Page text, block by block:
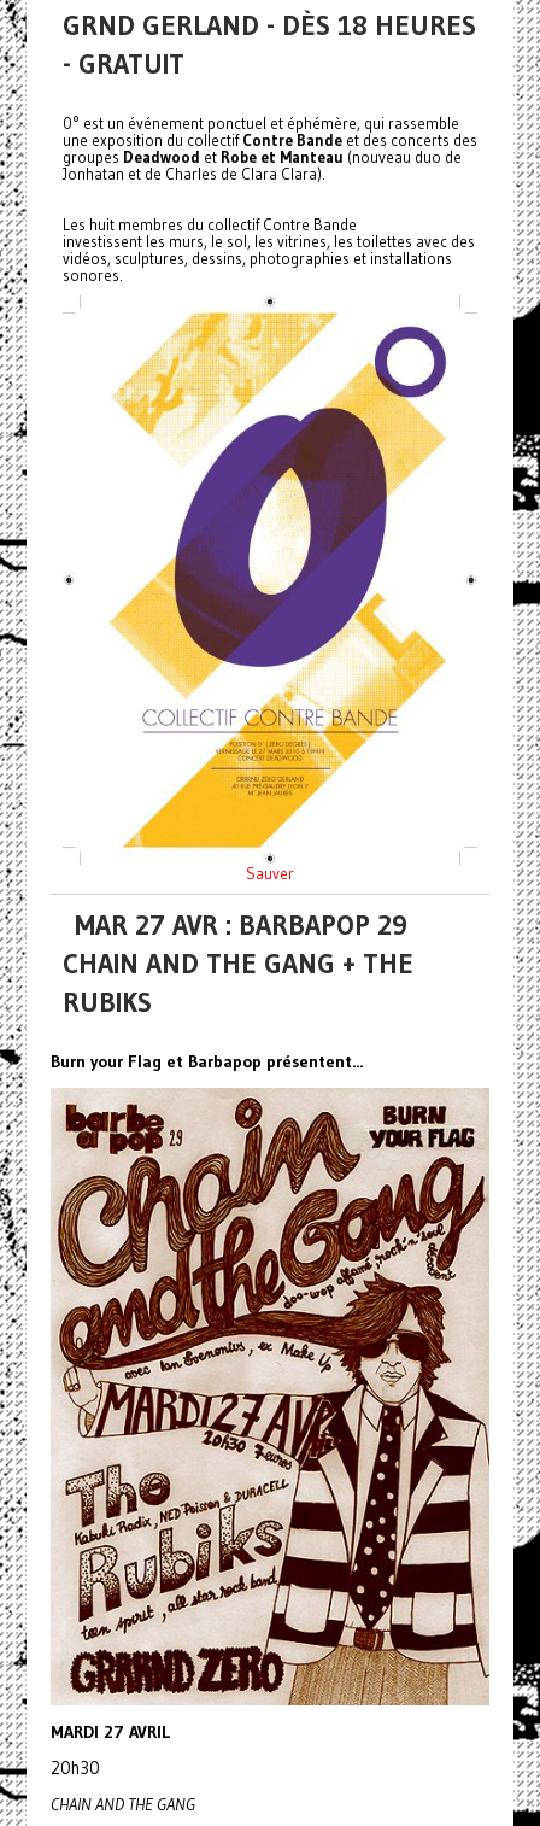
GRND GERLAND - DÈS 18 HEURES
- GRATUIT
0° est un événement ponctuel et éphémère, qui rassemble
une exposition du collectifContre Bandeet des concerts des
groupes Deadwood et Robe et Manteau (nouveau duo de
Jonhatan et de Charles de Clara Clara).
Les huit membres du collectif Contre Bande
investissent les murs, le sol, les vitrines, les toilettes avec des
vidéos, sculptures, dessins, photographies et installations
sonores.
Sauver
MAR 27 AVR : BARBAPOP 29
CHAIN AND THE GANG + THE
RUBIKS
Burn your Flag et Barbapop présentent...
MARDI 27 AVRIL
20h30
CHAIN AND THE GANG